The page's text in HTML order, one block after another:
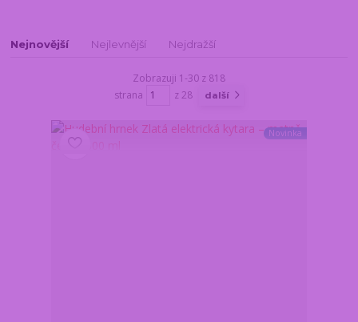
Nejnovější Nejlevnější Nejdražší
Zobrazuji 1-30 z 818
strana
z 28 další
Novinka